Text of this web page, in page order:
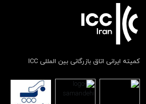
کمیته ایرانی اتاق بازرگانی بین المللی ICC